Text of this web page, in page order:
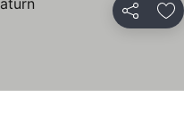
Distribuiți